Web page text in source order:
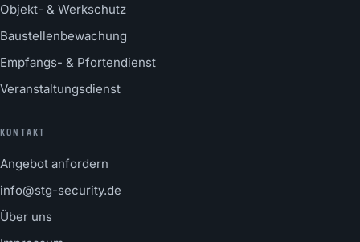
Objekt- & Werkschutz
Baustellenbewachung
Empfangs- & Pfortendienst
Veranstaltungsdienst
KONTAKT
Angebot anfordern
info@stg-security.de
Über uns